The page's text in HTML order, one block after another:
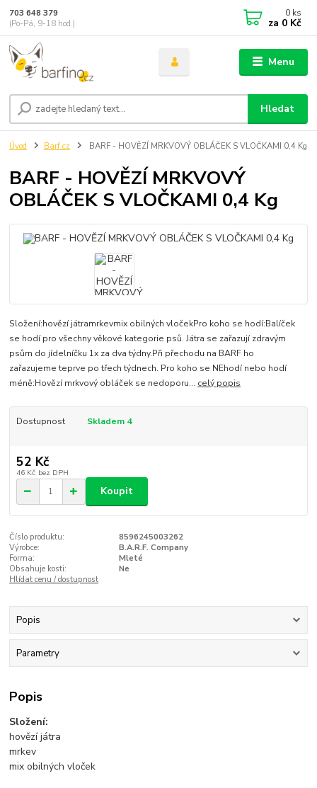
Menu
Hledat
703 648 379
(Po-Pá, 9-18 hod.)
0 ks
za 0 Kč
Úvod Barf.cz BARF - HOVĚZÍ MRKVOVÝ OBLÁČEK S VLOČKAMI 0,4 Kg
BARF - HOVĚZÍ MRKVOVÝ
OBLÁČEK S VLOČKAMI 0,4 Kg
Složení:hovězí játramrkevmix obilných vločekPro koho se hodí:Balíček
se hodí pro všechny věkové kategorie psů. Játra se zařazují zdravým
psům do jídelníčku 1x za dva týdny.Při přechodu na BARF ho
zařazujeme teprve po třech týdnech. Pro koho se NEhodí nebo hodí
méně:Hovězí mrkvový obláček se nedoporu... celý popis
Dostupnost Skladem 4
52 Kč
46 Kč bez DPH
Koupit
Číslo produktu:
8596245003262
Výrobce:
B.A.R.F. Company
Forma:
Mleté
Obsahuje kosti:
Ne
Hlídat cenu / dostupnost
Popis
Parametry
Popis
Složení:
hovězí játra
mrkev
mix obilných vloček